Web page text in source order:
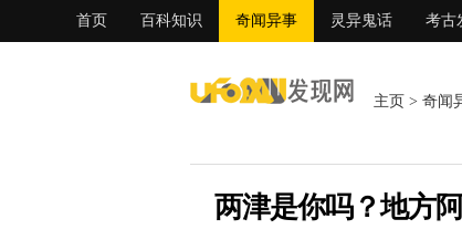
首页 百科知识 奇闻异事 灵异鬼话 考古
主页 > 奇闻
两津是你吗？地方